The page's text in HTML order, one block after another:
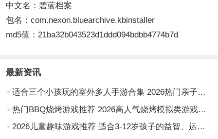
中文名：碧蓝档案
包名：com.nexon.bluearchive.kbinstaller
md5值：21ba32b043523d1ddd094bdbb4774b7d
最新资讯
适合三个小孩玩的室外多人手游合集 2026热门亲子户外互动游戏推荐
热门BBQ烧烤游戏推荐 2026高人气烧烤模拟类游戏下载合集
2026儿童趣味游戏推荐 适合3-12岁孩子的益智、运动与创意类游戏清单